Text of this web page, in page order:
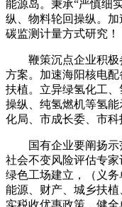
能源岛。秉承“严慎细
纵、物料轮回操纵。
碳监测计量方式研究！
鞭策沉点企业积极
方案。加速海阳核电
扶植。立异绿氢化工
操纵、纯氢燃机等氢
化局、市成长委、市科
国有企业要阐扬示
社会不变风险评估专
绿色工场建立，（义
能源、财产、城乡扶
实税收优惠政策，健